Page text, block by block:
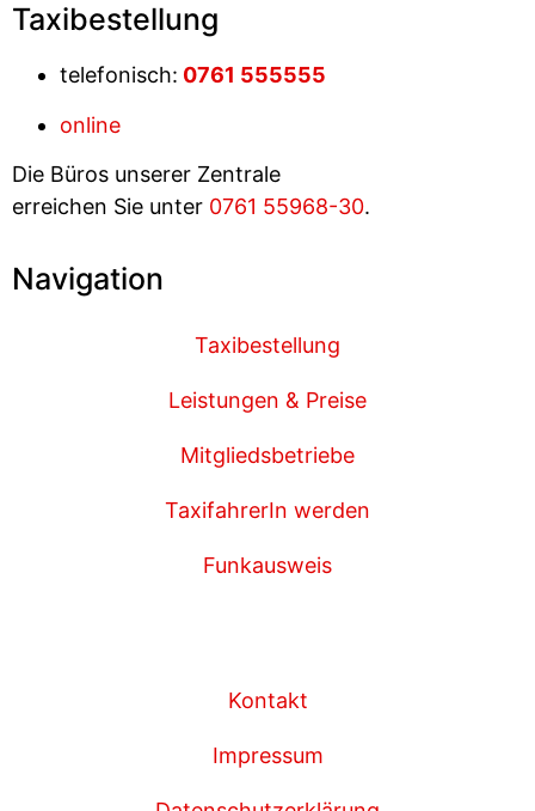
Taxibestellung
telefonisch: 0761 555555
online
Die Büros unserer Zentrale
erreichen Sie unter 0761 55968-30.
Navigation
Taxibestellung
Leistungen & Preise
Mitgliedsbetriebe
TaxifahrerIn werden
Funkausweis
Kontakt
Impressum